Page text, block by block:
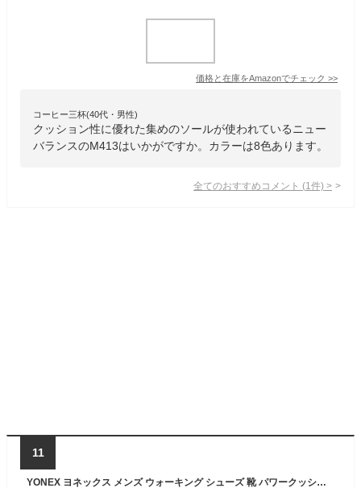
価格と在庫をAmazonでチェック >>
コーヒー三杯(40代・男性)
クッション性に優れた集めのソールが使われているニュー
バランスのM413はいかがですか。カラーは8色あります。
全てのおすすめコメント (1 件) >
11
YONEX ヨネックス メンズ ウォーキング シューズ 靴 パワークッション MC114 3.5E ブラック